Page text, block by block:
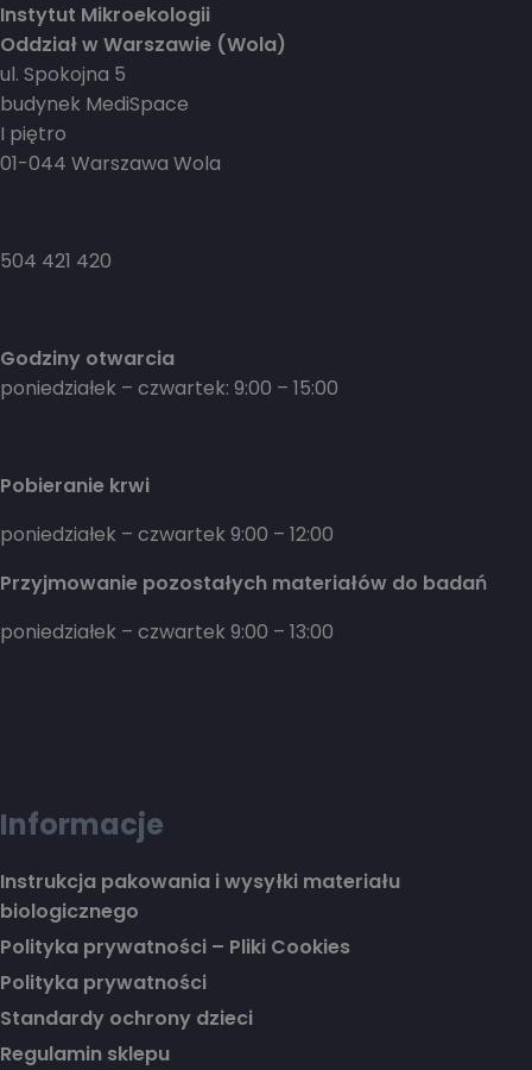
Instytut Mikroekologii
Oddział w Warszawie (Wola)
ul. Spokojna 5
budynek MediSpace
I piętro
01-044 Warszawa Wola
504 421 420
Godziny otwarcia
poniedziałek – czwartek: 9:00 – 15:00
Pobieranie krwi
poniedziałek – czwartek 9:00 – 12:00
Przyjmowanie pozostałych materiałów do badań
poniedziałek – czwartek 9:00 – 13:00
Informacje
Instrukcja pakowania i wysyłki materiału
biologicznego
Polityka prywatności – Pliki Cookies
Polityka prywatności
Standardy ochrony dzieci
Regulamin sklepu